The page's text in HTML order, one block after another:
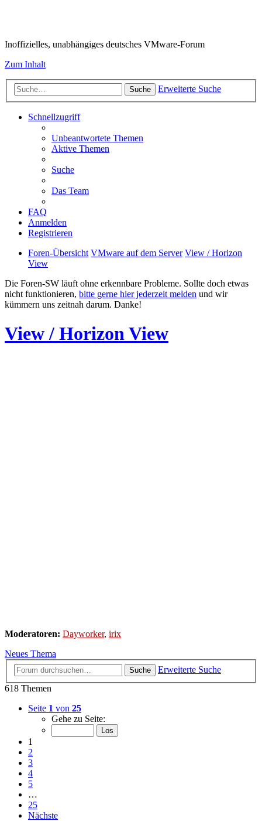
Inoffizielles, unabhängiges deutsches VMware-Forum
Zum Inhalt
Suche Erweiterte Suche
Schnellzugriff
Unbeantwortete Themen
Aktive Themen
Suche
Das Team
FAQ
Anmelden
Registrieren
Foren-Übersicht VMware auf dem Server View / Horizon
View
Die Foren-SW läuft ohne erkennbare Probleme. Sollte doch etwas
nicht funktionieren, bitte gerne hier jederzeit melden und wir
kümmern uns zeitnah darum. Danke!
View / Horizon View
Moderatoren: Dayworker, irix
Neues Thema
Suche
Erweiterte Suche
618 Themen
Seite 1 von 25
Gehe zu Seite:
1
2
3
4
5
…
25
Nächste